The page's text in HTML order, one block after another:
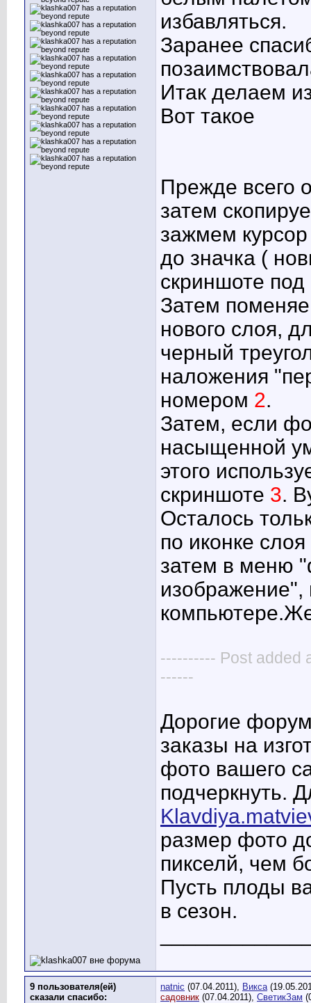
избавляться.
Заранее
Итак делаем
Вот такое
Прежде всего
затем
зажмем
до значка (
скриншоте
Затем
нового слоя,
черный
наложения
номером 2.
Затем, если
насыщенной
этого
скриншоте 3.
Осталось
по иконке
затем в меню
изображение",
---------- Post added
------
Дорогие
заказы на
фото вашего
подчеркнуть.
размер фото
пикселй, чем
Пусть плоды
в сезон.
9 пользователя(ей)
сказали cпасибо:
natnic (07.04.2011), Викса
садовник (07.04.2011), СветикЗам